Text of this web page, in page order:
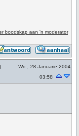
boodskap aan 'n moderator
Wo., 28 Januarie 2004
03:58